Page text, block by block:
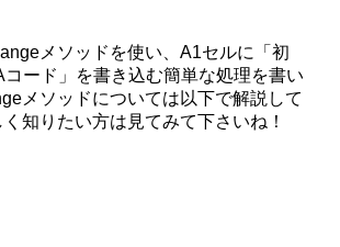
メソッドを使い、A1セルに「初
ード」を書き込む簡単な処理を書い
メソッドについては以下で解説して
知りたい方は見てみて下さいね！